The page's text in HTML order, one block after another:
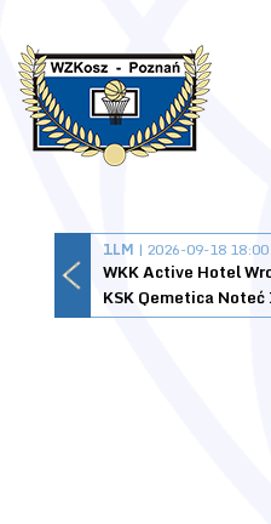
1LM | 2026-09-18 18:00
WKK Active Hotel